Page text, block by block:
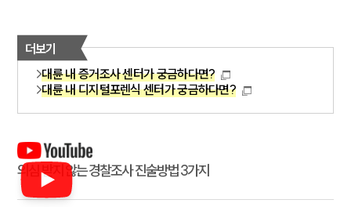
더보기
대륜 내 증거조사 센터가 궁금하다면?
대륜 내 디지털포렌식 센터가 궁금하다면?
의심 받지 않는 경찰조사 진술방법 3가지